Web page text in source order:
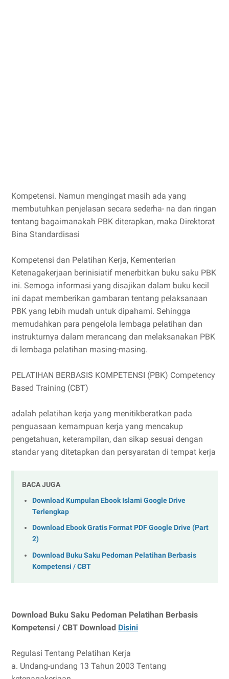
Kompetensi. Namun mengingat masih ada yang
membutuhkan penjelasan secara sederha- na dan ringan
tentang bagaimanakah PBK diterapkan, maka Direktorat
Bina Standardisasi
Kompetensi dan Pelatihan Kerja, Kementerian
Ketenagakerjaan berinisiatif menerbitkan buku saku PBK
ini. Semoga informasi yang disajikan dalam buku kecil
ini dapat memberikan gambaran tentang pelaksanaan
PBK yang lebih mudah untuk dipahami. Sehingga
memudahkan para pengelola lembaga pelatihan dan
instrukturnya dalam merancang dan melaksanakan PBK
di lembaga pelatihan masing-masing.
PELATIHAN BERBASIS KOMPETENSI (PBK) Competency
Based Training (CBT)
adalah pelatihan kerja yang menitikberatkan pada
penguasaan kemampuan kerja yang mencakup
pengetahuan, keterampilan, dan sikap sesuai dengan
standar yang ditetapkan dan persyaratan di tempat kerja
BACA JUGA
Download Kumpulan Ebook Islami Google Drive
Terlengkap
Download Ebook Gratis Format PDF Google Drive (Part
2)
Download Buku Saku Pedoman Pelatihan Berbasis
Kompetensi / CBT
Download Buku Saku Pedoman Pelatihan Berbasis
Kompetensi / CBT Download Disini
Regulasi Tentang Pelatihan Kerja
a. Undang-undang 13 Tahun 2003 Tentang